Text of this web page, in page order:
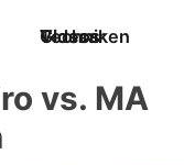
Techniken
Videos
Glossar
vs. MA